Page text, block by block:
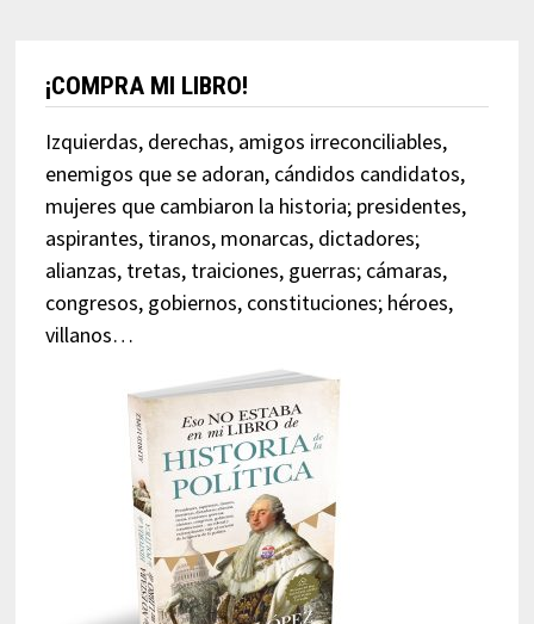
¡COMPRA MI LIBRO!
Izquierdas, derechas, amigos irreconciliables,
enemigos que se adoran, cándidos candidatos,
mujeres que cambiaron la historia; presidentes,
aspirantes, tiranos, monarcas, dictadores;
alianzas, tretas, traiciones, guerras; cámaras,
congresos, gobiernos, constituciones; héroes,
villanos…